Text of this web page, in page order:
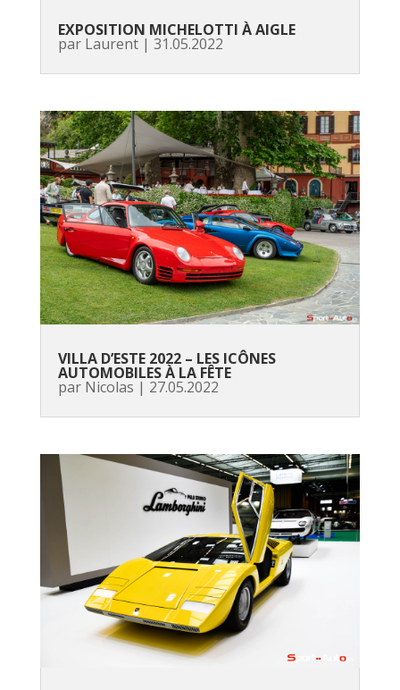
EXPOSITION MICHELOTTI À AIGLE
par Laurent| 31.05.2022
VILLA D’ESTE 2022 – LES ICÔNES
AUTOMOBILES À LA FÊTE
par Nicolas | 27.05.2022